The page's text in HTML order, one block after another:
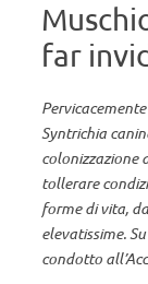
far
Syntrichia
colonizzazione
tollerare
forme di vita,
elevatissime.
condotto